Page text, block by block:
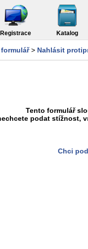
Registrace Katalog
> Nahlásit
Tento formulář
podat stížnost,
Chci